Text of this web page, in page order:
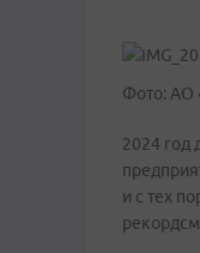
Фото: АО
2024 год
и с тех